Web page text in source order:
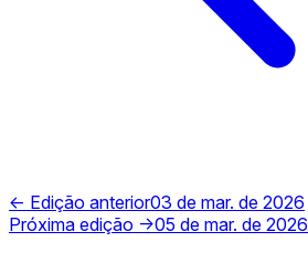
← Edição anterior03 de mar. de 2026
Próxima edição →05 de mar. de 2026